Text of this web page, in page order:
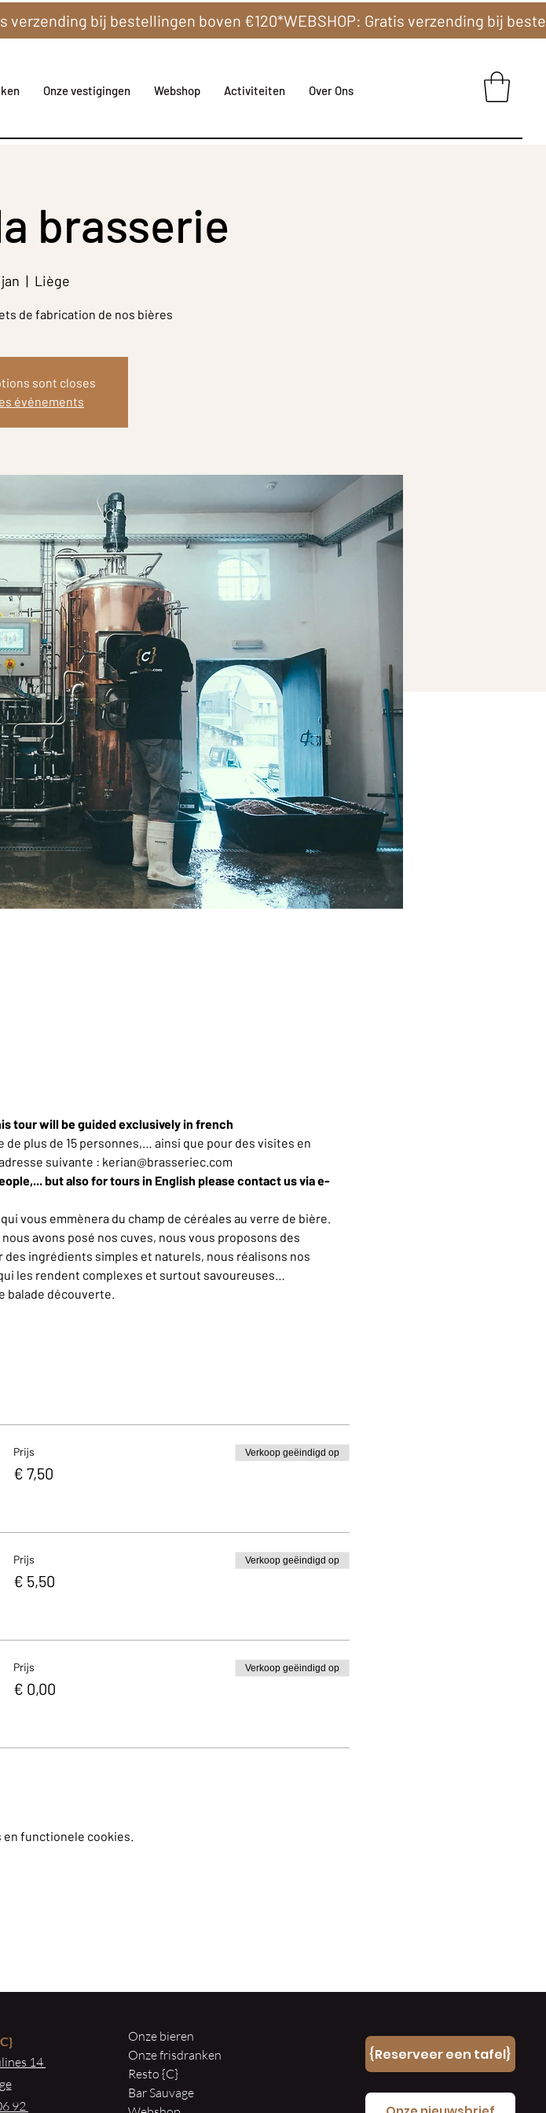
Onze vestigingen Webshop Activiteiten Over Ons
brasserie
  |
Liège
de fabrication de nos bières
sont closes
événements
tour will be guided exclusively in french
plus de 15 personnes,… ainsi que pour des visites en
suivante : kerian@brasseriec.com
but also for tours in English please contact us via e-
vous emmènera du champ de céréales au verre de bière.
avons posé nos cuves, nous vous proposons des
ingrédients simples et naturels, nous réalisons nos
les rendent complexes et surtout savoureuses…
balade découverte.
Prijs
€ 7,50
Verkoop geëindigd op
Prijs
€ 5,50
Verkoop geëindigd op
Prijs
€ 0,00
Verkoop geëindigd op
en functionele cookies.
14
92
Onze bieren
Onze frisdranken
Resto {C}
Bar Sauvage
{Reserveer een tafel}